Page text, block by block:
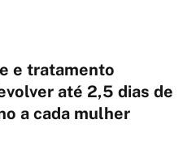
e tratamento
até 2,5 dias de
a cada mulher